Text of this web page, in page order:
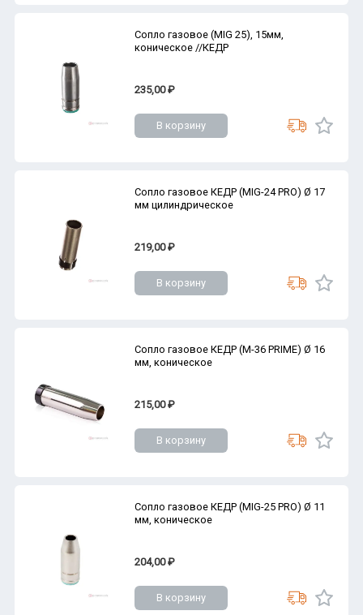
Сопло газовое (MIG 25), 15мм,
коническое //КЕДР
235,00 ₽
В корзину
Сопло газовое КЕДР (MIG-24 PRO) Ø 17
мм цилиндрическое
219,00 ₽
В корзину
Сопло газовое КЕДР (M-36 PRIME) Ø 16
мм, коническое
215,00 ₽
В корзину
Сопло газовое КЕДР (MIG-25 PRO) Ø 11
мм, коническое
204,00 ₽
В корзину